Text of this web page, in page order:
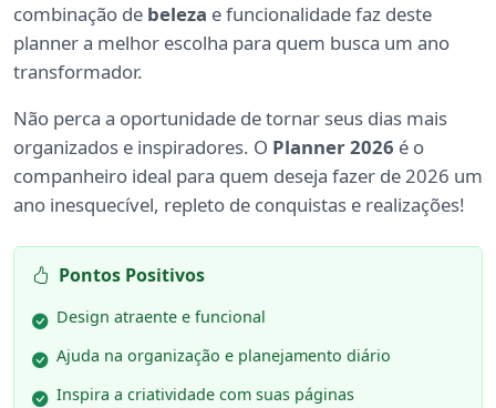
combinação de beleza e funcionalidade faz deste
planner a melhor escolha para quem busca um ano
transformador.
Não perca a oportunidade de tornar seus dias mais
organizados e inspiradores. O Planner 2026 é o
companheiro ideal para quem deseja fazer de 2026 um
ano inesquecível, repleto de conquistas e realizações!
Pontos Positivos
Design atraente e funcional
Ajuda na organização e planejamento diário
Inspira a criatividade com suas páginas